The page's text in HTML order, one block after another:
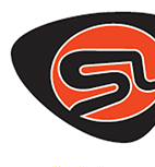
We use cookies to
on our website. By
that cookies are
to offer you a better
you can disable